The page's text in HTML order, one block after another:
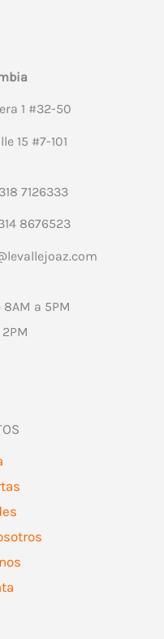
1 #32-50
15 #7-101
7126333
8676523
a 5PM